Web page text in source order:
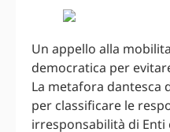
Un appello alla
democratica per
La metafora dantesca
per classificare le
irresponsabilità di Enti